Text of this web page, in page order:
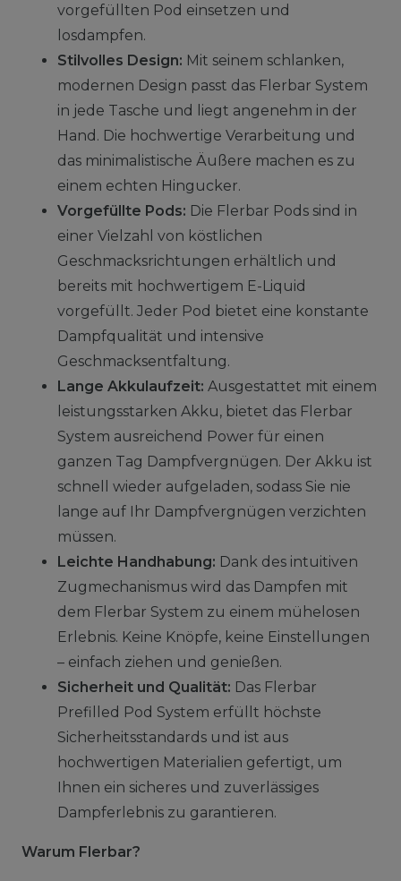
vorgefüllten Pod einsetzen und
losdampfen.
Stilvolles Design: Mit seinem schlanken,
modernen Design passt das Flerbar System
in jede Tasche und liegt angenehm in der
Hand. Die hochwertige Verarbeitung und
das minimalistische Äußere machen es zu
einem echten Hingucker.
Vorgefüllte Pods: Die Flerbar Pods sind in
einer Vielzahl von köstlichen
Geschmacksrichtungen erhältlich und
bereits mit hochwertigem E-Liquid
vorgefüllt. Jeder Pod bietet eine konstante
Dampfqualität und intensive
Geschmacksentfaltung.
Lange Akkulaufzeit: Ausgestattet mit einem
leistungsstarken Akku, bietet das Flerbar
System ausreichend Power für einen
ganzen Tag Dampfvergnügen. Der Akku ist
schnell wieder aufgeladen, sodass Sie nie
lange auf Ihr Dampfvergnügen verzichten
müssen.
Leichte Handhabung: Dank des intuitiven
Zugmechanismus wird das Dampfen mit
dem Flerbar System zu einem mühelosen
Erlebnis. Keine Knöpfe, keine Einstellungen
– einfach ziehen und genießen.
Sicherheit und Qualität: Das Flerbar
Prefilled Pod System erfüllt höchste
Sicherheitsstandards und ist aus
hochwertigen Materialien gefertigt, um
Ihnen ein sicheres und zuverlässiges
Dampferlebnis zu garantieren.
Warum Flerbar?